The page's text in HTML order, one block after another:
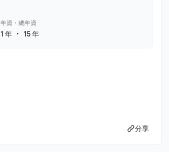
年資・總年資
1 年 ・15 年
分享